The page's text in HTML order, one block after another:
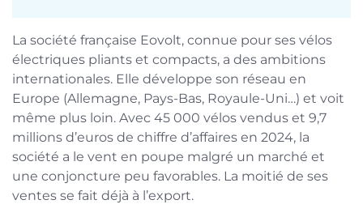
La société française Eovolt, connue pour ses vélos
électriques pliants et compacts, a des ambitions
internationales. Elle développe son réseau en
Europe (Allemagne, Pays-Bas, Royaule-Uni…) et voit
même plus loin. Avec 45 000 vélos vendus et 9,7
millions d’euros de chiffre d’affaires en 2024, la
société a le vent en poupe malgré un marché et
une conjoncture peu favorables. La moitié de ses
ventes se fait déjà à l’export.